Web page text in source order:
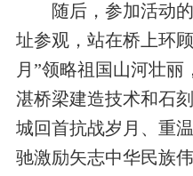
随后，参加活动
址参观，站在桥上环
月”领略祖国山河壮丽
湛桥梁建造技术和石
城回首抗战岁月、重
驰激励矢志中华民族